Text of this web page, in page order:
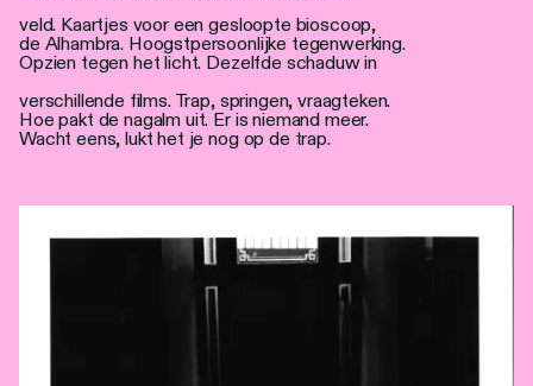
veld. Kaartjes voor een gesloopte bioscoop,
de Alhambra. Hoogstpersoonlijke tegenwerking.
Opzien tegen het licht. Dezelfde schaduw in
verschillende films. Trap, springen, vraagteken.
Hoe pakt de nagalm uit. Er is niemand meer.
Wacht eens, lukt het je nog op de trap.